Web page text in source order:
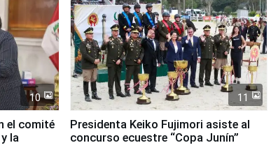
10
el comité
la
11
Presidenta Keiko Fujimori asiste al
concurso ecuestre “Copa Junín”